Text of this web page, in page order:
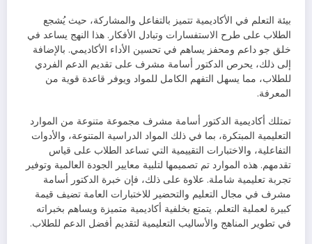
بيئة التعلم في الأكاديمية تتميز بالتفاعل والمشاركة، حيث يُشجع
الطلاب على طرح الاستفسارات وتبادل الأفكار. هذا النهج يساعد في
خلق جو داعم ومحفز يساهم في تحسين الأداء الأكاديمي. بالإضافة
إلى ذلك، يحرص الدكتور أسامة مشرف على تقديم الدعم الفردي
للطلاب، مما يسهل التفهم الكامل للمواد ويوفر قاعدة قوية من
المعرفة.
تمتلك أكاديمية الدكتور أسامة مشرف مجموعة متنوعة من الموارد
التعليمية المبتكرة، بما في ذلك المواد الدراسية المتنوعة، والأدوات
التفاعلية، والاختبارات التقييمية التي تساعد الطلاب على قياس
تقدمهم. هذه الموارد تم تصميمها لتلبية معايير الجودة العالمية وتوفير
تجربة تعليمية شاملة. علاوة على ذلك، فإن خبرة الدكتور أسامة
مشرف في مجال التعليم والتحضير للاختبارات العامة تضيف قيمة
كبيرة لعملية التعلم. يتمتع بخلفية أكاديمية متميزة ويساهم بخبراته
في تطوير المناهج والأساليب التعليمية لتقديم أفضل الدعم للطلاب.